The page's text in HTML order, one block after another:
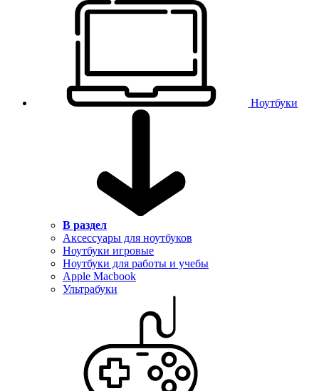
Ноутбуки
В раздел
Аксессуары для ноутбуков
Ноутбуки игровые
Ноутбуки для работы и учебы
Apple Macbook
Ультрабуки